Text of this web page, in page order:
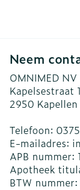
Neem
OMNIMED NV
Kapelsestraat
2950 Kapellen
Telefoon:
E-mailadres:
APB nummer:
Apotheek
BTW nummer: